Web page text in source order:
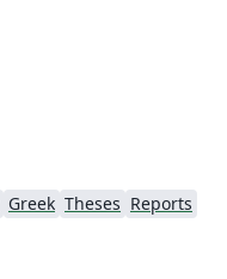
Greek Theses Reports